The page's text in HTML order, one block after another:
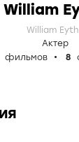
William
William
Актер
фильмов 8